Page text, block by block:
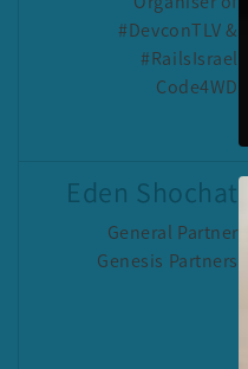
#DevconTLV &
#RailsIsrael
Code4WD
Eden Shochat
General Partner
Genesis Partners